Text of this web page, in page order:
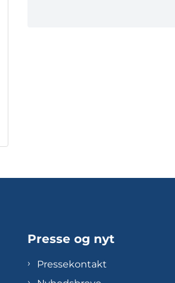
Presse og nyt
Pressekontakt